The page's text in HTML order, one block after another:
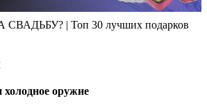
| Топ 30 лучших подарков
оружие